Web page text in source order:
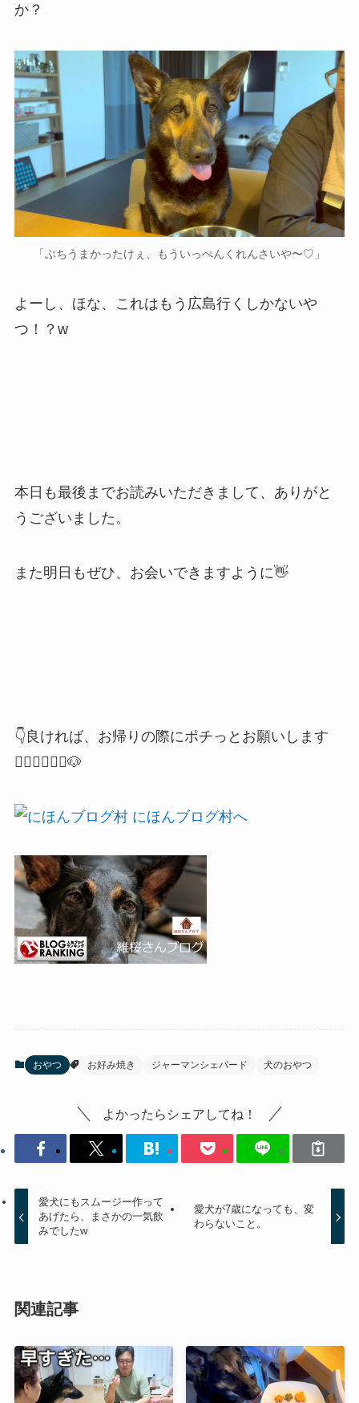
か？
「ぶちうまかったけぇ、もういっぺんくれんさいや〜♡」
よーし、ほな、これはもう広島行くしかないや
つ！？w
本日も最後までお読みいただきまして、ありがと
うございました。
また明日もぜひ、お会いできますように👋
👇良ければ、お帰りの際にポチっとお願いします
🙇🏻‍♂️🙇🏻‍♀️🐶
おやつ お好み焼き ジャーマンシェパード 犬のおやつ
よかったらシェアしてね！
愛犬にもスムージー作って
あげたら、まさかの一気飲
みでしたw
愛犬が7歳になっても、変
わらないこと。
関連記事